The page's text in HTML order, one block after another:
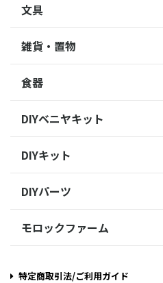
文具
雑貨・置物
食器
DIYベニヤキット
DIYキット
DIYパーツ
モロックファーム
特定商取引法/ご利用ガイド